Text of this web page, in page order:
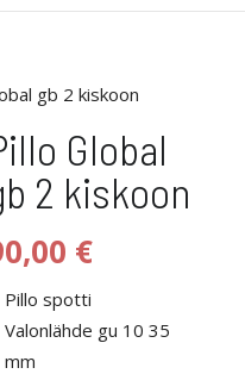
gb 2 kiskoon
Global
2 kiskoon
€
Pillo spotti
Valonlähde gu 10 35
mm